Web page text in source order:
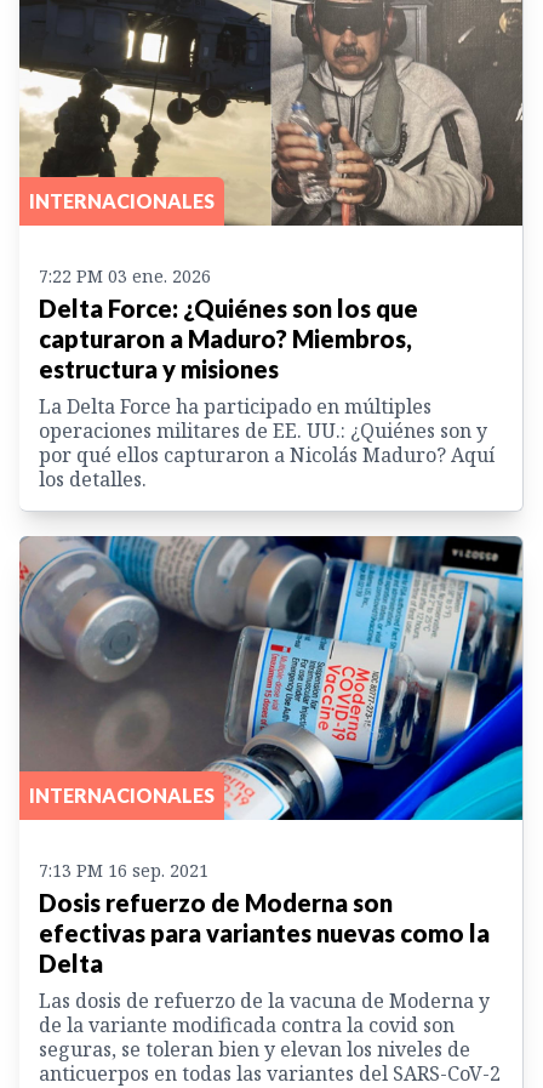
INTERNACIONALES
7:22 PM 03 ene. 2026
Delta Force: ¿Quiénes son los que
capturaron a Maduro? Miembros,
estructura y misiones
La Delta Force ha participado en múltiples
operaciones militares de EE. UU.: ¿Quiénes son y
por qué ellos capturaron a Nicolás Maduro? Aquí
los detalles.
INTERNACIONALES
7:13 PM 16 sep. 2021
Dosis refuerzo de Moderna son
efectivas para variantes nuevas como la
Delta
Las dosis de refuerzo de la vacuna de Moderna y
de la variante modificada contra la covid son
seguras, se toleran bien y elevan los niveles de
anticuerpos en todas las variantes del SARS-CoV-2